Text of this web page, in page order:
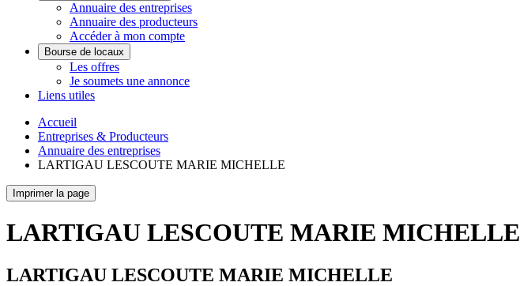
Annuaire des entreprises
Annuaire des producteurs
Accéder à mon compte
Bourse de locaux
Les offres
Je soumets une annonce
Liens utiles
Accueil
Entreprises & Producteurs
Annuaire des entreprises
LARTIGAU LESCOUTE MARIE MICHELLE
Imprimer la page
LARTIGAU LESCOUTE MARIE MICHELLE
LARTIGAU LESCOUTE MARIE MICHELLE